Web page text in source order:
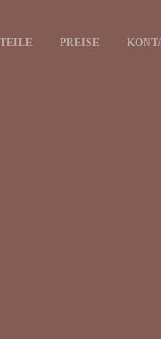
PREISE